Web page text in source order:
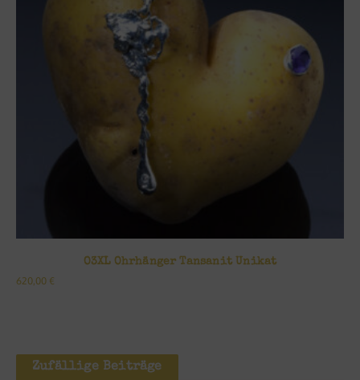
O3XL Ohrhänger Tansanit Unikat
620,00 €
Zufällige Beiträge